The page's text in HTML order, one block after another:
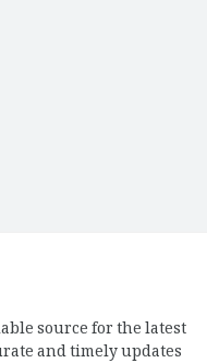
source for the latest
and timely updates